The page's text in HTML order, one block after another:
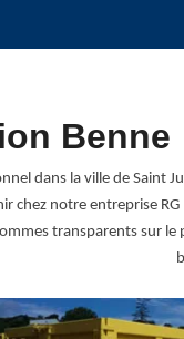
dans la ville de
chez notre entreprise
transparents sur